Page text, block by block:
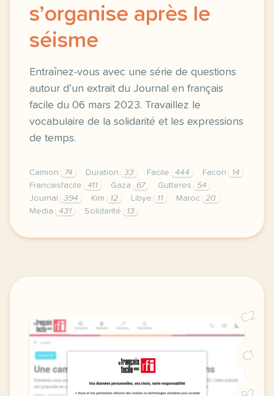
s’organise après le
séisme
Entraînez-vous avec une série de questions
autour d’un extrait du Journal en français
facile du 06 mars 2023. Travaillez le
vocabulaire de la solidarité et les expressions
de temps.
Camion 74 Duration 33 Facile 444 Facon
14
Francaisfacile
411 Gaza 67 Gutteres
54
Journal
394 Kim 12 Libye 11 Maroc
20
Media
431 Solidarité 13
exercice b1 turquie la solidarite s organise apres
C2
C1